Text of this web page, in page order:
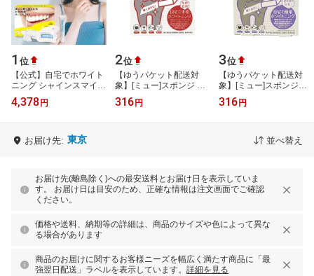
1 位
【公式】自宅でホワイト
ニング シャインスマイル
スターターキット
4,378 円
2位
【ゆうパケット配送対
象】[ミュー]スポンジ オ
リジナル 8個入(suponji
デンタルケア 歯磨きスポ
316 円
3位
【ゆうパケット配送対
象】[ミュー]スポンジ炭 8
個入(suponji デンタルケ
ア 歯磨きスポンジ )(ポス
316 円
お届け先: 東京 並べ替え
お届け先(離島除く)への最安送料とお届け日を表示していま
す。 お届け日は目安のため、正確な情報は注文画面でご確認
ください。
価格や送料、納期等の詳細は、商品のサイズや色によって異な
る場合があります
商品のお届けに関するお客様ニーズを幅広く満たす商品に「最
強翌日配送」ラベルを表示しています。 詳細を見る